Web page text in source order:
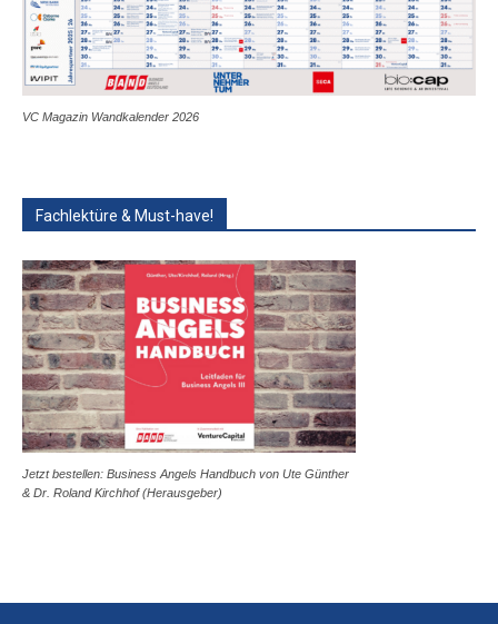
VC Magazin Wandkalender 2026
Fachlektüre & Must-have!
Jetzt bestellen: Business Angels Handbuch von Ute Günther
& Dr. Roland Kirchhof (Herausgeber)